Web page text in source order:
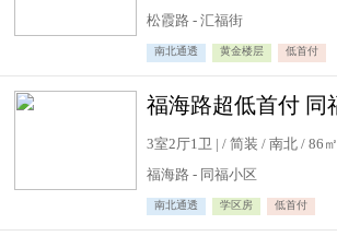
松霞路 - 汇福街
南北通透 黄金楼层 低首付
3室2厅1卫 | / 简装 / 南北 / 86㎡
福海路 - 同福小区
南北通透 学区房 低首付